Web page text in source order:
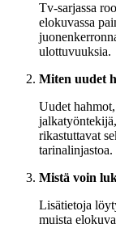
Tv-sarjassa
elokuvassa
ulottuvuuksia.
Miten uudet
Uudet
rikastuttavat
tarinalinjastoa.
Mistä voin
Lisätietoja
muista